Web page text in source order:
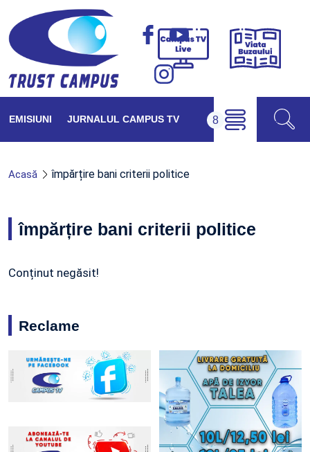
Campus
Viața
EMISIUNI JURNALUL CAMPUS TV
Acasă împărțire bani criterii politice
împărțire bani criterii politice
Conținut negăsit!
Reclame